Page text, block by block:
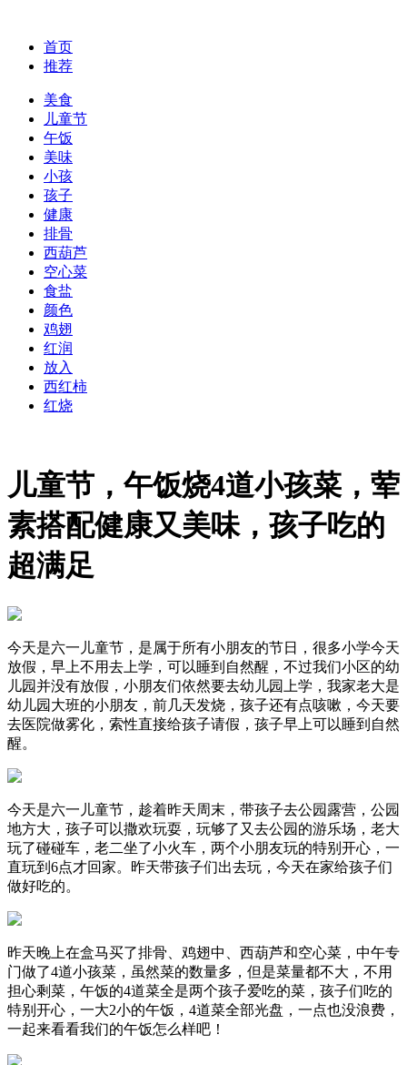
首页
推荐
美食
儿童节
午饭
美味
小孩
孩子
健康
排骨
西葫芦
空心菜
食盐
颜色
鸡翅
红润
放入
西红柿
红烧
儿童节，午饭烧4道小孩菜，荤
素搭配健康又美味，孩子吃的
超满足
今天是六一儿童节，是属于所有小朋友的节日，很多小学今天
放假，早上不用去上学，可以睡到自然醒，不过我们小区的幼
儿园并没有放假，小朋友们依然要去幼儿园上学，我家老大是
幼儿园大班的小朋友，前几天发烧，孩子还有点咳嗽，今天要
去医院做雾化，索性直接给孩子请假，孩子早上可以睡到自然
醒。
今天是六一儿童节，趁着昨天周末，带孩子去公园露营，公园
地方大，孩子可以撒欢玩耍，玩够了又去公园的游乐场，老大
玩了碰碰车，老二坐了小火车，两个小朋友玩的特别开心，一
直玩到6点才回家。昨天带孩子们出去玩，今天在家给孩子们
做好吃的。
昨天晚上在盒马买了排骨、鸡翅中、西葫芦和空心菜，中午专
门做了4道小孩菜，虽然菜的数量多，但是菜量都不大，不用
担心剩菜，午饭的4道菜全是两个孩子爱吃的菜，孩子们吃的
特别开心，一大2小的午饭，4道菜全部光盘，一点也没浪费，
一起来看看我们的午饭怎么样吧！